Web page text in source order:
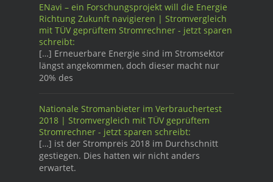
ENavi – ein Forschungsprojekt will die Energie
Richtung Zukunft navigieren | Stromvergleich
mit TÜV geprüftem Stromrechner - jetzt sparen
schreibt:
[…] Erneuerbare Energie sind im Stromsektor
längst angekommen, doch dieser macht nur
20% des
Nationale Stromanbieter im Verbrauchertest
2018 | Stromvergleich mit TÜV geprüftem
Stromrechner - jetzt sparen schreibt:
[…] ist der Strompreis 2018 im Durchschnitt
gestiegen. Dies hatten wir nicht anders
erwartet.